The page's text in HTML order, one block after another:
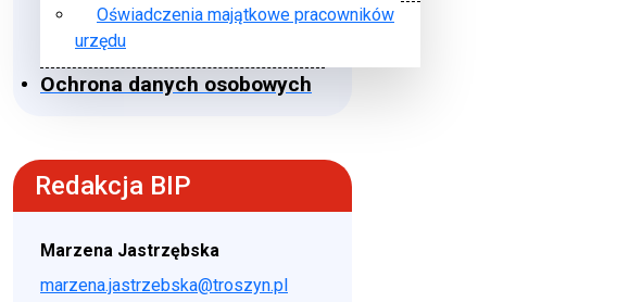
Oświadczenia majątkowe pracowników
urzędu
Ochrona danych osobowych
Redakcja BIP
Marzena Jastrzębska
marzena.jastrzebska@troszyn.pl